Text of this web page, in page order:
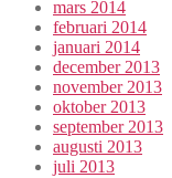
mars 2014
februari 2014
januari 2014
december 2013
november 2013
oktober 2013
september 2013
augusti 2013
juli 2013